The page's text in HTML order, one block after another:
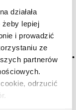
działała
żeby lepiej
i prowadzić
ze
partnerów
odrzucić
lat?
do